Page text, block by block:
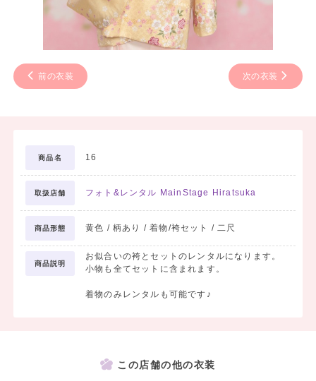
前の衣装 次の衣装
商品名 16
取扱店舗 フォト&レンタル MainStage Hiratsuka
商品形態 黄色 / 柄あり / 着物/袴セット / 二尺
商品説明
お似合いの袴とセットのレンタルになります。
小物も全てセットに含まれます。
着物のみレンタルも可能です♪
この店舗の他の衣装